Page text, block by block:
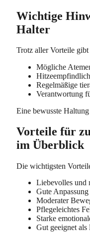
Wichtige
Halter
Trotz aller Vorteile gibt
Mögliche
Regelmäßige
Verantwortung
Eine bewusste
Vorteile für
im Überblick
Die wichtigsten
Liebevolles und
Gute
Moderater
Pflegeleichtes
Starke
Gut geeignet als